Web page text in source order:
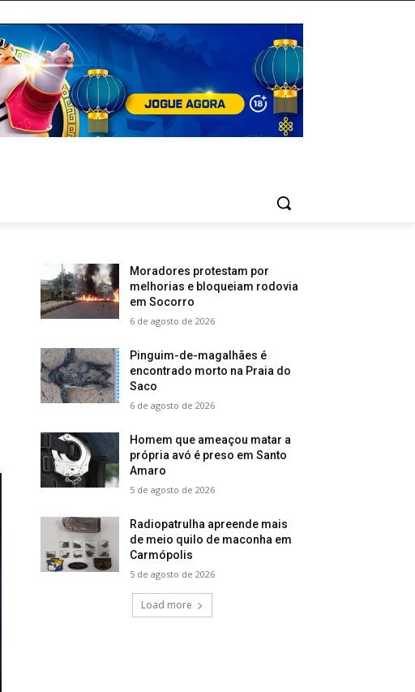
Moradores protestam por
melhorias e bloqueiam rodovia
em Socorro
6 de agosto de 2026
Pinguim-de-magalhães é
encontrado morto na Praia do
Saco
6 de agosto de 2026
Homem que ameaçou matar a
própria avó é preso em Santo
Amaro
5 de agosto de 2026
Radiopatrulha apreende mais
de meio quilo de maconha em
Carmópolis
5 de agosto de 2026
Load more